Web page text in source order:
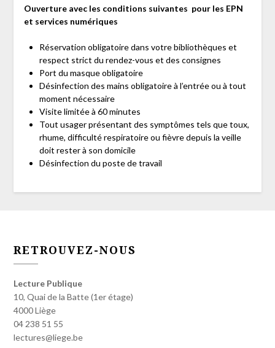
Ouverture avec les conditions suivantes pour les EPN
et services numériques
Réservation obligatoire dans votre bibliothèques et
respect strict du rendez-vous et des consignes
Port du masque obligatoire
Désinfection des mains obligatoire à l’entrée ou à tout
moment nécessaire
Visite limitée à 60 minutes
Tout usager présentant des symptômes tels que toux,
rhume, difficulté respiratoire ou fièvre depuis la veille
doit rester à son domicile
Désinfection du poste de travail
RETROUVEZ-NOUS
Lecture Publique
10, Quai de la Batte (1er étage)
4000 Liège
04 238 51 55
lectures@liege.be